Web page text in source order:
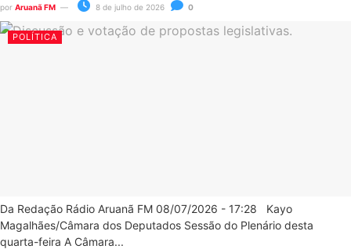
por Aruanã FM 8 de julho de 2026 0
POLÍTICA
Da Redação Rádio Aruanã FM 08/07/2026 - 17:28 Kayo
Magalhães/Câmara dos Deputados Sessão do Plenário desta
quarta-feira A Câmara...